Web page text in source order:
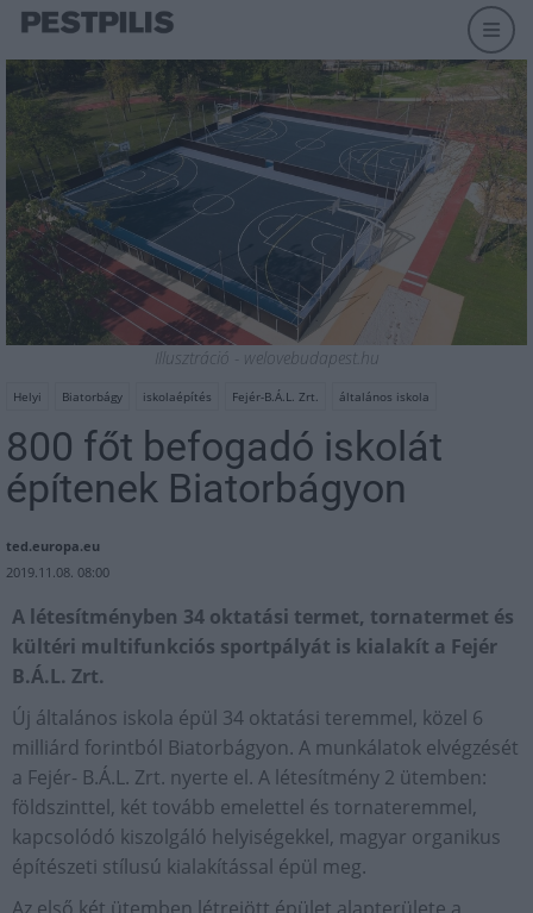
Illusztráció - welovebudapest.hu
Helyi Biatorbágy iskolaépítés Fejér-B.Á.L. Zrt. általános iskola
800 főt befogadó iskolát
építenek Biatorbágyon
ted.europa.eu
2019.11.08. 08:00
A létesítményben 34 oktatási termet, tornatermet és
kültéri multifunkciós sportpályát is kialakít a Fejér
B.Á.L. Zrt.
Új általános iskola épül 34 oktatási teremmel, közel 6
milliárd forintból Biatorbágyon. A munkálatok elvégzését
a Fejér- B.Á.L. Zrt. nyerte el. A létesítmény 2 ütemben:
földszinttel, két tovább emelettel és tornateremmel,
kapcsolódó kiszolgáló helyiségekkel, magyar organikus
építészeti stílusú kialakítással épül meg.